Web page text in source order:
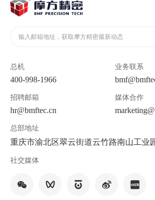
总机
400-998-1966
业务联系
招聘邮箱
hr@bmftec.cn
媒体合作
总部地址
重庆市渝北区翠云街道云竹路南山工业
社交媒体